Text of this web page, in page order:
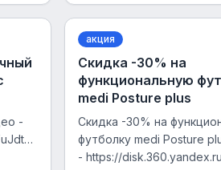
-
акция
Скидка -30% на
функциональную
medi Posture plus
Скидка -30% на
футболку medi Posture
- https://